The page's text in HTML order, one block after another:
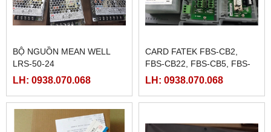
BỘ NGUỒN MEAN WELL
LRS-50-24
LH: 0938.070.068
CARD FATEK FBS-CB2,
FBS-CB22, FBS-CB5, FBS-
CB25, FBS-CB55
LH: 0938.070.068